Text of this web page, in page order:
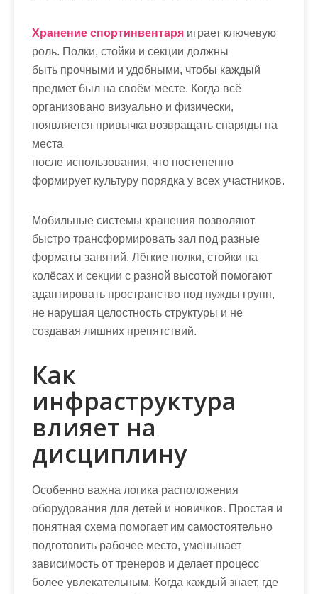
Хранение спортинвентаря играет ключевую
роль. Полки, стойки и секции должны
быть прочными и удобными, чтобы каждый
предмет был на своём месте. Когда всё
организовано визуально и физически,
появляется привычка возвращать снаряды на
места
после использования, что постепенно
формирует культуру порядка у всех участников.
Мобильные системы хранения позволяют
быстро трансформировать зал под разные
форматы занятий. Лёгкие полки, стойки на
колёсах и секции с разной высотой помогают
адаптировать пространство под нужды групп,
не нарушая целостность структуры и не
создавая лишних препятствий.
Как
инфраструктура
влияет на
дисциплину
Особенно важна логика расположения
оборудования для детей и новичков. Простая и
понятная схема помогает им самостоятельно
подготовить рабочее место, уменьшает
зависимость от тренеров и делает процесс
более увлекательным. Когда каждый знает, где